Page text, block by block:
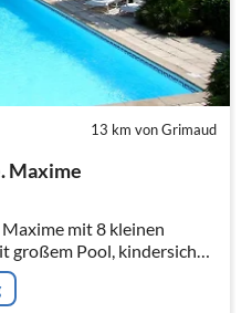
13 km von Grimaud
Maxime
Maxime mit 8 kleinen
großem Pool, kindersicher.
Haus zum